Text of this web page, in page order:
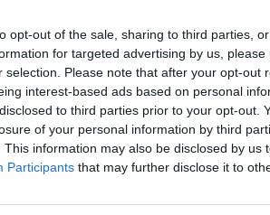
opt-out of the sale, sharing to third parties,
for targeted advertising by us,
selection. Please note that after your opt-out
interest-based ads based on personal
to third parties prior to your opt-out.
of your personal information by third
This information may also be disclosed by us
Participants that may further disclose it to
0
1